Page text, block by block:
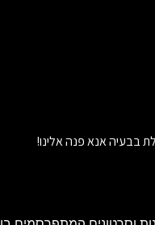
בבעיה אנא פנה אלינו!